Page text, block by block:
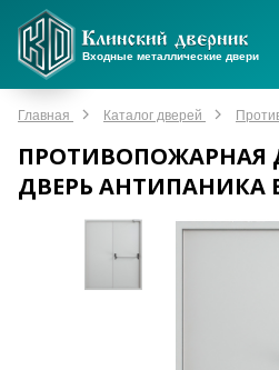
Входные металлические двери
Главная Каталог дверей
ПРОТИВОПОЖАРНАЯ
ДВЕРЬ АНТИПАНИКА
Max
Мы онлайн!
WhatsApp
Мы онлайн!
Telegram
Мы онлайн!
Max
Мы онлайн!
WhatsApp
Мы онлайн!